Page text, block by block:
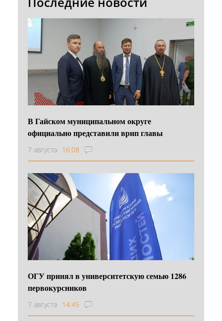
В Гайском муниципальном округе
официально представили врип главы
7 августа 16:08
ОГУ принял в университетскую семью 1286
первокурсников
7 августа 14:45